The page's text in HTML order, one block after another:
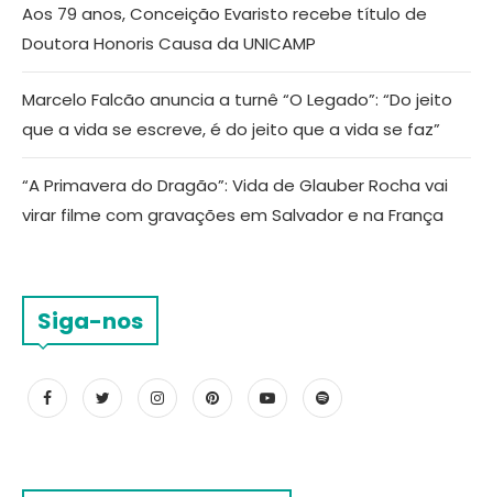
Aos 79 anos, Conceição Evaristo recebe título de
Doutora Honoris Causa da UNICAMP
Marcelo Falcão anuncia a turnê “O Legado”: “Do jeito
que a vida se escreve, é do jeito que a vida se faz”
“A Primavera do Dragão”: Vida de Glauber Rocha vai
virar filme com gravações em Salvador e na França
Siga-nos